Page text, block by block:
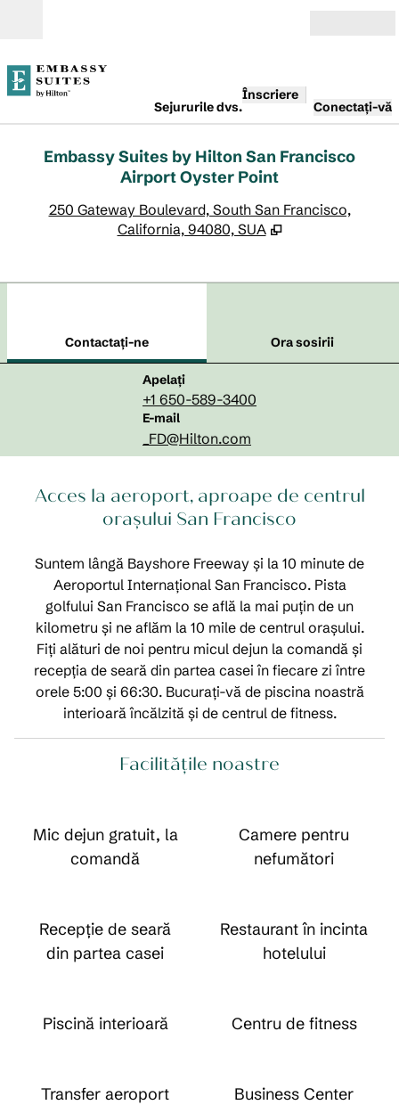
Sejururile dvs.
Înscriere
Conectați-vă
Embassy Suites by Hilton San Francisco
Airport Oyster Point
250 Gateway Boulevard, South San Francisco,
California, 94080, SUA
Contactaţi-ne
Ora sosirii
Apelați
Apel
+1 650-589-3400
E-mail
E-mailSFOSO
_FD@Hilton.com
Acces la aeroport, aproape de centrul
orașului San Francisco
Suntem lângă Bayshore Freeway și la 10 minute de
Aeroportul Internațional San Francisco. Pista
golfului San Francisco se află la mai puțin de un
kilometru și ne aflăm la 10 mile de centrul orașului.
Fiți alături de noi pentru micul dejun la comandă și
recepția de seară din partea casei în fiecare zi între
orele 5:00 și 66:30. Bucurați-vă de piscina noastră
interioară încălzită și de centrul de fitness.
Facilităţile noastre
Mic dejun gratuit, la
comandă
Camere pentru
nefumători
Recepție de seară
din partea casei
Restaurant în incinta
hotelului
Piscină interioară Centru de fitness
Transfer aeroport Business Center